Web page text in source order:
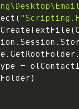
(
CreateTextFile (
. Session .
. GetRootFolder .
=
)